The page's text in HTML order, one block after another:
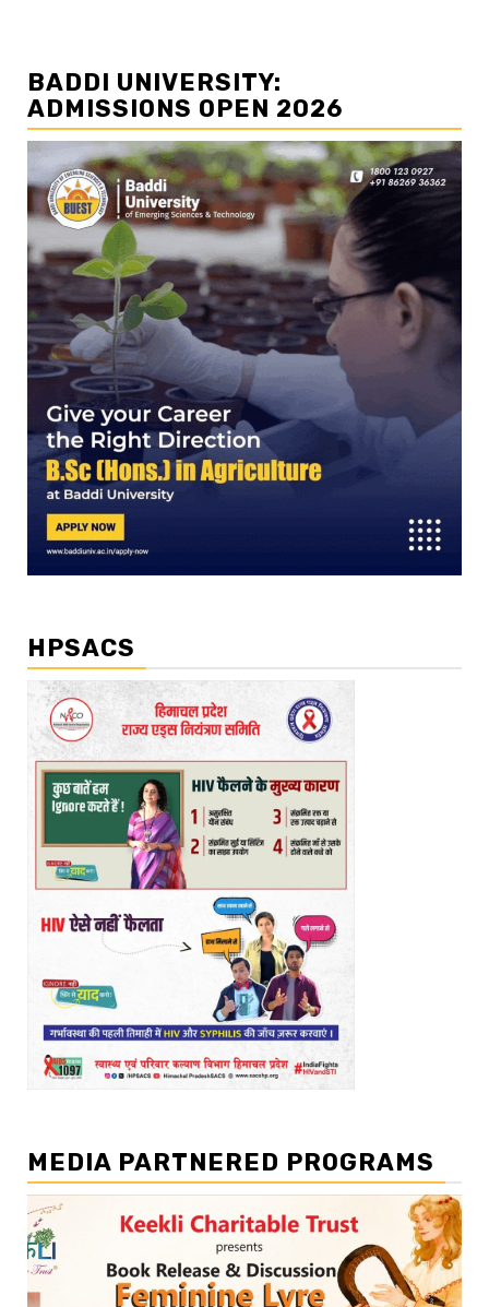
BADDI UNIVERSITY:
ADMISSIONS OPEN 2026
HPSACS
MEDIA PARTNERED PROGRAMS